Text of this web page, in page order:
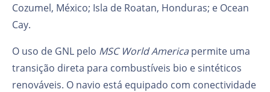
Cozumel, México; Isla de Roatan, Honduras; e Ocean
Cay.
O uso de GNL pelo MSC World Americapermite uma
transição direta para combustíveis bio e sintéticos
renováveis. O navio está equipado com conectividade